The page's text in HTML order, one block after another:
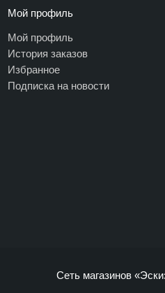
Мой профиль
Мой профиль
История заказов
Избранное
Подписка на новости
Сеть магазинов